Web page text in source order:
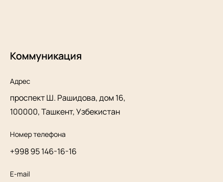
Коммуникация
Адрес
проспект Ш. Рашидова, дом 16,
100000, Ташкент, Узбекистан
Номер телефона
+998 95 146-16-16
E-mail